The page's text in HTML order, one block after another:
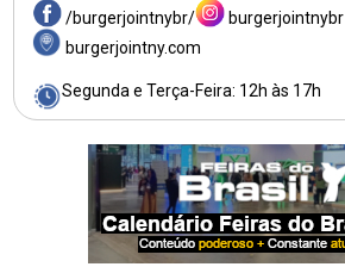
/burgerjointnybr/
burgerjointnybr
burgerjointny.com
Segunda e Terça-Feira: 12h às 17h